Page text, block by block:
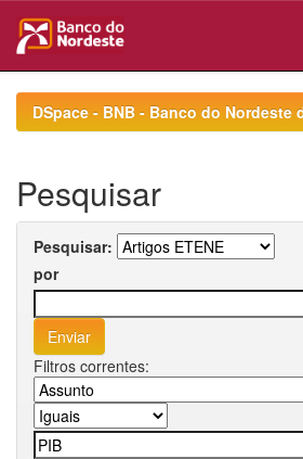
navigationDSpace - BNB - Banco do Nordeste
Pesquisar
Pesquisar:
por
Filtros correntes: